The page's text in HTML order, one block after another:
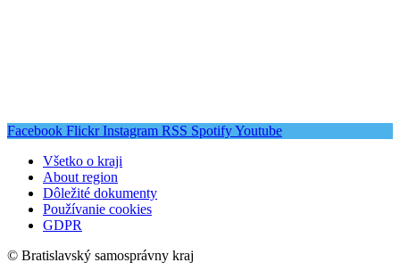
Facebook Flickr Instagram RSS SpotifyYoutube
Všetko o kraji
About region
Dôležité dokumenty
Používanie cookies
GDPR
© Bratislavský samosprávny kraj